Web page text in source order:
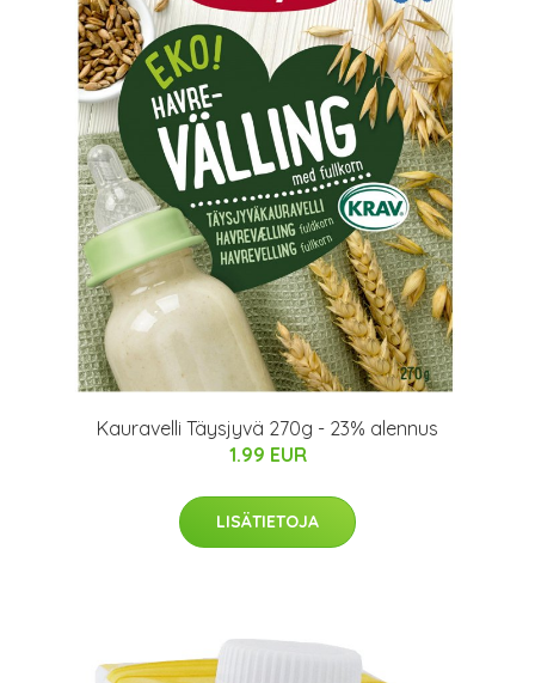
Kauravelli Täysjyvä 270g - 23% alennus
1.99 EUR
LISÄTIETOJA